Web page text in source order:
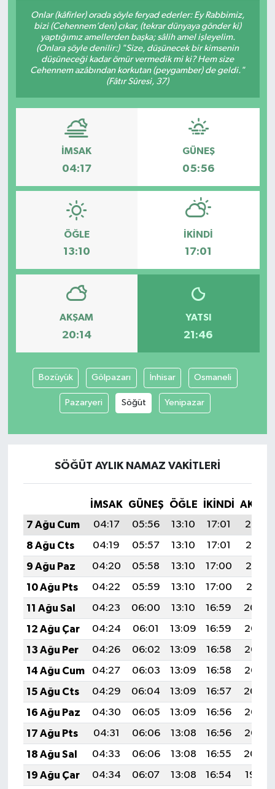
Onlar (kâfirler) orada şöyle feryad ederler: Ey Rabbimiz,
bizi (Cehennem’den) çıkar, (tekrar dünyaya gönder ki)
yaptığımız amellerden başka; sâlih amel işleyelim.
(Onlara şöyle denilir:) "Size, düşünecek bir kimsenin
düşüneceği kadar ömür vermedik mi ki? Hem size
Cehennem azâbından korkutan (peygamber) de geldi."
(Fâtır Sûresi, 37)
İMSAK
04:17
GÜNEŞ
05:56
ÖĞLE
13:10
İKINDI
17:01
AKŞAM
20:14
YATSI
21:46
Bozüyük Gölpazarı İnhisar Osmaneli
Pazaryeri Söğüt Yenipazar
SÖĞÜT AYLIK NAMAZ VAKITLERI
İMSAK GÜNEŞ ÖĞLE İKINDI
7 Ağu Cum
04:17 05:56 13:10 17:01
20:14
8 Ağu Cts
04:19 05:57 13:10 17:01
20:13
9 Ağu Paz
04:20 05:58 13:10 17:00
20:12
10 Ağu Pts
04:22 05:59 13:10 17:00
20:11
11 Ağu Sal
04:23 06:00 13:10 16:59
20:09
12 Ağu Çar
04:24 06:01 13:09 16:59
20:08
13 Ağu Per
04:26 06:02 13:09 16:58
20:07
14 Ağu Cum
04:27 06:03 13:09 16:58
20:06
15 Ağu Cts
04:29 06:04 13:09 16:57
20:04
16 Ağu Paz
04:30 06:05 13:09 16:56
20:03
17 Ağu Pts
04:31 06:06 13:08 16:56
20:02
18 Ağu Sal
04:33 06:06 13:08 16:55
20:00
19 Ağu Çar
04:34 06:07 13:08 16:54
19:59